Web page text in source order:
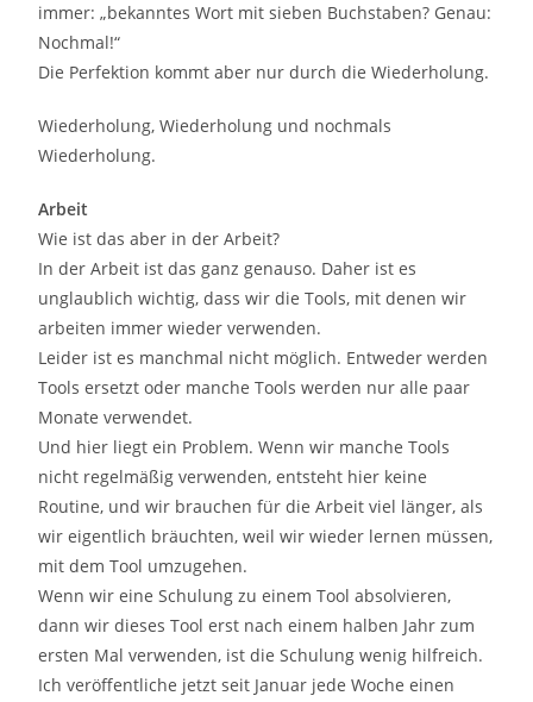
immer: „bekanntes Wort mit sieben Buchstaben? Genau:
Nochmal!“
Die Perfektion kommt aber nur durch die Wiederholung.
Wiederholung, Wiederholung und nochmals
Wiederholung.
Arbeit
Wie ist das aber in der Arbeit?
In der Arbeit ist das ganz genauso. Daher ist es
unglaublich wichtig, dass wir die Tools, mit denen wir
arbeiten immer wieder verwenden.
Leider ist es manchmal nicht möglich. Entweder werden
Tools ersetzt oder manche Tools werden nur alle paar
Monate verwendet.
Und hier liegt ein Problem. Wenn wir manche Tools
nicht regelmäßig verwenden, entsteht hier keine
Routine, und wir brauchen für die Arbeit viel länger, als
wir eigentlich bräuchten, weil wir wieder lernen müssen,
mit dem Tool umzugehen.
Wenn wir eine Schulung zu einem Tool absolvieren,
dann wir dieses Tool erst nach einem halben Jahr zum
ersten Mal verwenden, ist die Schulung wenig hilfreich.
Ich veröffentliche jetzt seit Januar jede Woche einen